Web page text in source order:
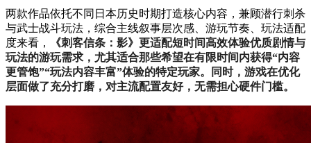
两款作品依托不同日本历史时期打造核心内容，兼顾潜行刺杀
与武士战斗玩法，综合主线叙事层次感、游玩节奏、玩法适配
度来看，
《刺客信条：影》更适配短时间高效体验优质剧情与
玩法的游玩需求，尤其适合那些希望在有限时间内获得“内容
更管饱”“玩法内容丰富”体验的特定玩家。同时，游戏在优化
层面做了充分打磨，对主流配置友好，无需担心硬件门槛。